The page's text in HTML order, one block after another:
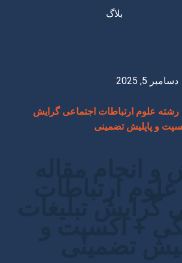
بلاگ
دسامبر 5, 2025
رشته علوم ارتباطات اجتماعی گرایش
و پاپلیش تضمینی